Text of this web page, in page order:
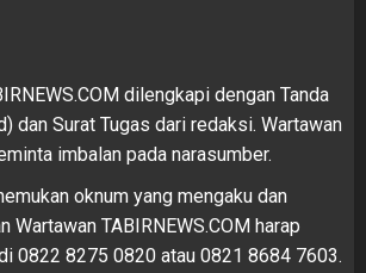
dilengkapi dengan Tanda
dan Surat Tugas dari redaksi. Wartawan
imbalan pada narasumber.
oknum yang mengaku dan
Wartawan TABIRNEWS.COM harap
0822 8275 0820 atau 0821 8684 7603.